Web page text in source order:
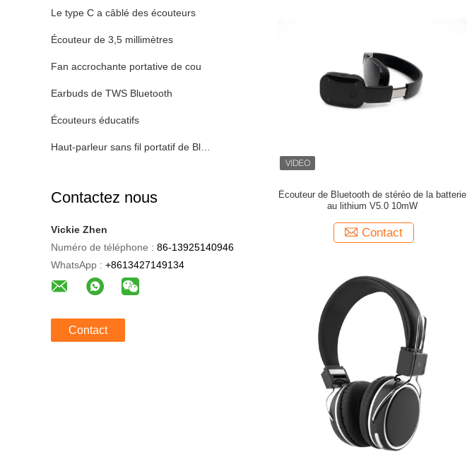
Le type C a câblé des écouteurs
Écouteur de 3,5 millimètres
Fan accrochante portative de cou
Earbuds de TWS Bluetooth
Écouteurs éducatifs
Haut-parleur sans fil portatif de Bluetooth
Contactez nous
Vickie Zhen
Numéro de téléphone : 86-13925140946
WhatsApp : +8613427149134
Contact
Écouteur de Bluetooth de stéréo de la batterie
au lithium V5.0 10mW
Contact